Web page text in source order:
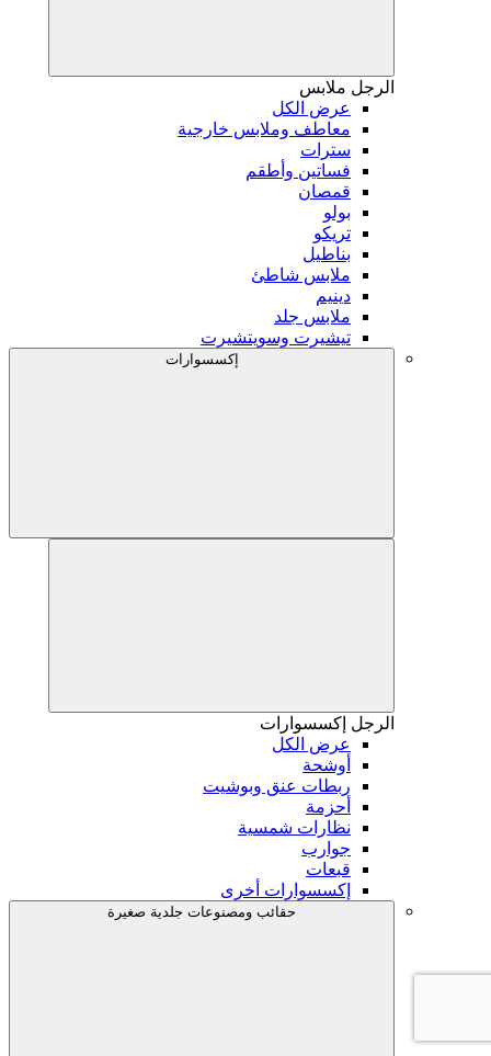
الرجل ملابس
عرض الكل
معاطف وملابس خارجية
سترات
فساتين وأطقم
قمصان
بولو
تريكو
بناطيل
ملابس شاطئ
دينيم
ملابس جلد
تيشيرت وسويتشيرت
إكسسوارات
الرجل إكسسوارات
عرض الكل
أوشحة
ربطات عنق وبوشيت
أحزمة
نظارات شمسية
جوارب
قبعات
إكسسوارات أخرى
حقائب ومصنوعات جلدية صغيرة